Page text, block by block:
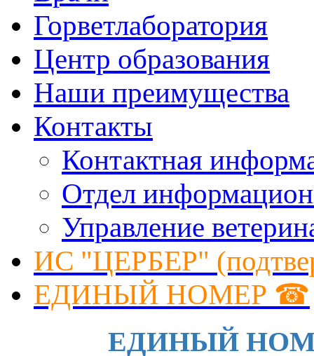
Горветлаборатория
Центр образования
Наши преимущества
Контакты
Контактная
Отдел
Управление
ИС "ЦЕРБЕР"
ЕДИНЫЙ НОМЕР ☎
ЕДИНЫЙ